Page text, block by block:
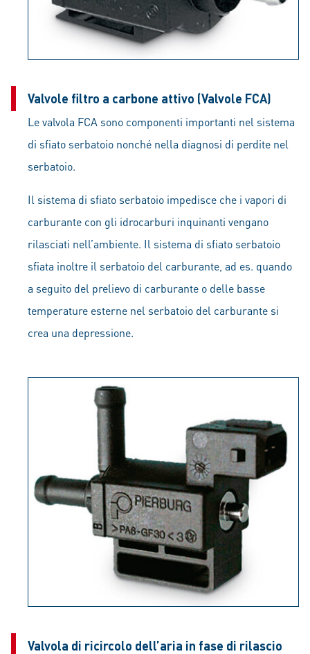
Valvole filtro a carbone attivo (Valvole FCA)
Le valvola FCA sono componenti importanti nel sistema
di sfiato serbatoio nonché nella diagnosi di perdite nel
serbatoio.
Il sistema di sfiato serbatoio impedisce che i vapori di
carburante con gli idrocarburi inquinanti vengano
rilasciati nell’ambiente. Il sistema di sfiato serbatoio
sfiata inoltre il serbatoio del carburante, ad es. quando
a seguito del prelievo di carburante o delle basse
temperature esterne nel serbatoio del carburante si
crea una depressione.
Valvola di ricircolo dell’aria in fase di rilascio